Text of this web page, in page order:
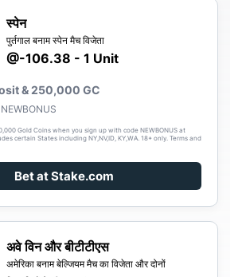
स्पेन
पुर्तगाल बनाम स्पेन मैच विजेता
@-106.38 - 1 Unit
& 250,000 GC
Gold Coins when you sign up with code NEWBONUS at
certain States including NY,NV,ID, KY,WA. 18+ only. Terms and
Bet at Stake.com
अवे विन और बीटीटीएस
अमेरिका बनाम बेल्जियम मैच का विजेता और दोनों